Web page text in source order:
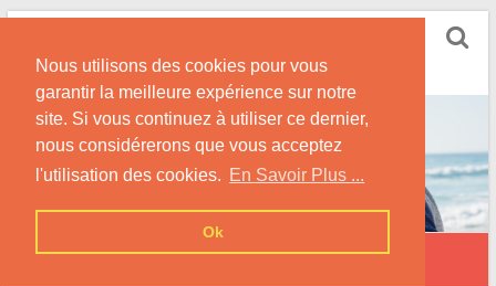
Nous utilisons des cookies pour vous
garantir la meilleure expérience sur notre
site. Si vous continuez à utiliser ce dernier,
nous considérerons que vous acceptez
l'utilisation des cookies. En Savoir Plus ...
Ok
Skip
content
Conseils & Infos pour la Rencontre d'une Senior
Reuville